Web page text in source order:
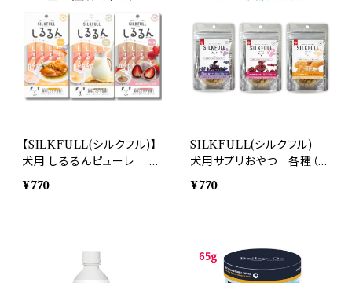
【SILKFULL(シルクフル)】
犬用 しるるんピューレ 各
種（単品売り） 腎臓ケア
腎臓病 デトックス
¥770
SILKFULL(シルクフル)
犬用サプリおやつ 各種（単
品売り） 腎臓ケア 腎臓
病 デトックス
¥770